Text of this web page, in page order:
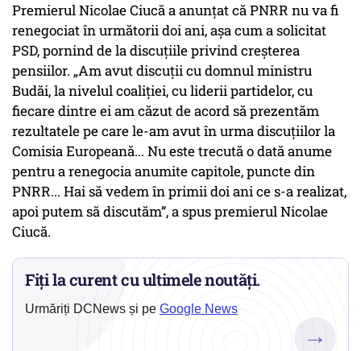
Premierul Nicolae Ciucă a anunțat că PNRR nu va fi
renegociat în următorii doi ani, așa cum a solicitat
PSD, pornind de la discuțiile privind creșterea
pensiilor. „Am avut discuții cu domnul ministru
Budăi, la nivelul coaliției, cu liderii partidelor, cu
fiecare dintre ei am căzut de acord să prezentăm
rezultatele pe care le-am avut în urma discuțiilor la
Comisia Europeană... Nu este trecută o dată anume
pentru a renegocia anumite capitole, puncte din
PNRR... Hai să vedem în primii doi ani ce s-a realizat,
apoi putem să discutăm”, a spus premierul Nicolae
Ciucă.
Fiți la curent cu ultimele noutăți.
Urmăriți DCNews și pe Google News
→